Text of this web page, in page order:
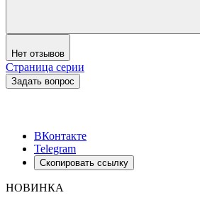
Нет отзывов
Страница серии
Задать вопрос
ВКонтакте
Telegram
Скопировать ссылку
НОВИНКА